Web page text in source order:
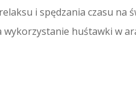
i spędzania czasu
wykorzystanie huśtawki w